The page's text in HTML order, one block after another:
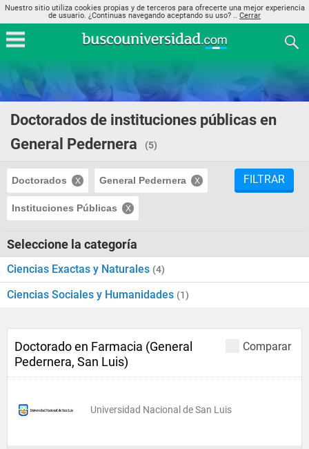
Nuestro sitio utiliza cookies propias y de terceros para ofrecerte una mejor experiencia
de usuario. ¿Continuas navegando aceptando su uso? .. Cerrar
Doctorados de instituciones públicas en
General Pedernera
(5)
Doctorados General Pedernera
Instituciones Públicas
FILTRAR
Seleccione la categoría
Ciencias Exactas y Naturales (4)
Ciencias Sociales y Humanidades (1)
Comparar
Doctorado en Farmacia (General
Pedernera, San Luis)
Universidad Nacional de San Luis